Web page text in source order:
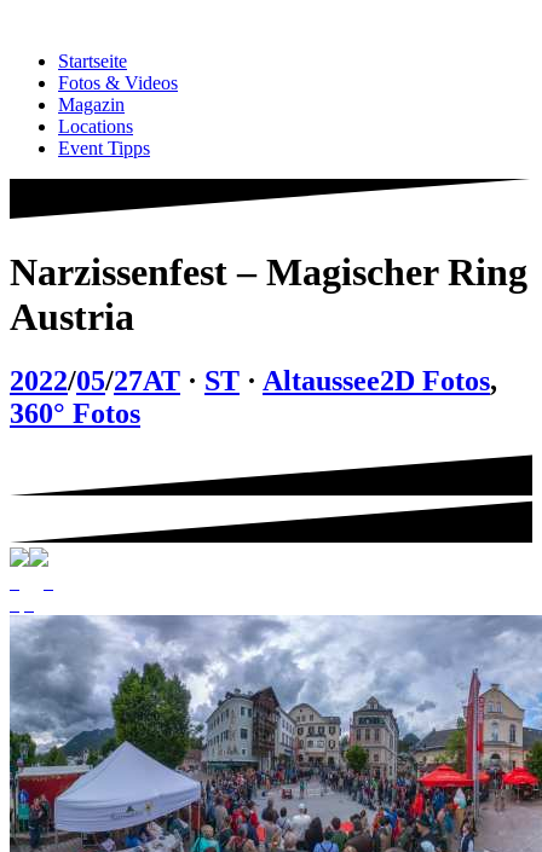
springenStartseite
Fotos & Videos
Magazin
Locations
Event Tipps
Narzissenfest – Magischer Ring
Austria
2022/05/27AT · ST · Altaussee2D Fotos,
360° Fotos